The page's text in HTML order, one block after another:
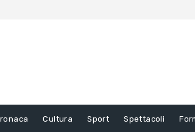
Cultura Sport Spettacoli